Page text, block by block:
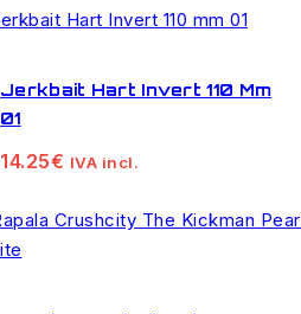
Jerkbait Hart Invert 110 Mm
01
14.25€ IVA incl.